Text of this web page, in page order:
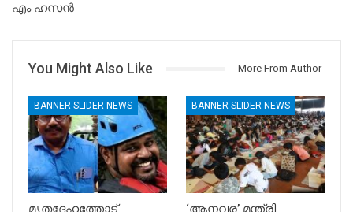
എം ഹസന്‍
You Might Also Like More From Author
BANNER SLIDER NEWS
മൃതദേഹത്തോട്
BANNER SLIDER NEWS
‘ആനവര’ മന്ത്രി